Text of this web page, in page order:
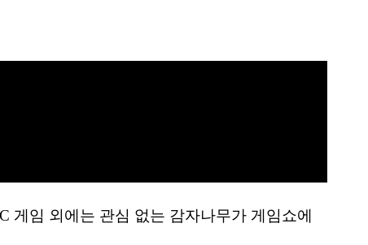
게임 외에는 관심 없는 감자나무가 게임쇼에